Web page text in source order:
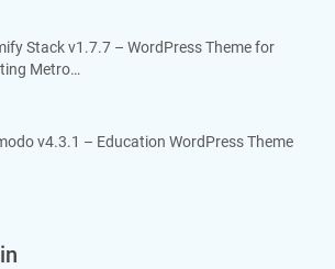
Stack v1.7.7 – WordPress Theme for
Metro…
v4.3.1 – Education WordPress Theme